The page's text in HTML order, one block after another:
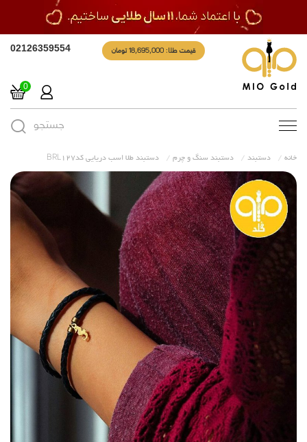
قیمت طلا: 18,695,000 تومان 02126359554
0
Toggle جستجو
خانه دستبند دستبند سنگ و چرم دستبند طلا اسب دریایی کدBRL127